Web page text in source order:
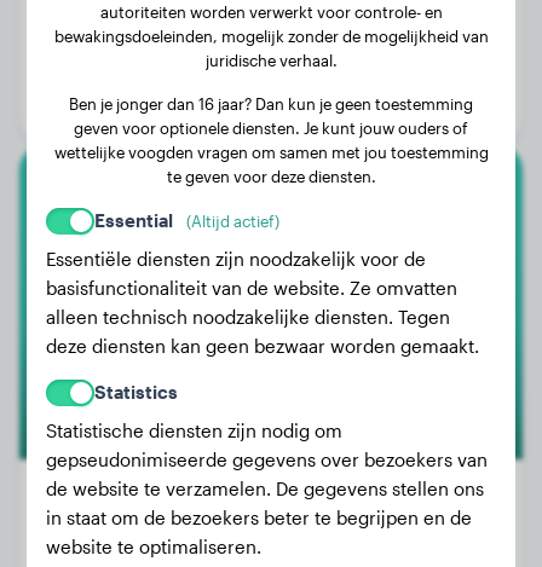
Gewicht:
22 kg
Geslacht:
Teef
Harrie
Gewicht:
autoriteiten worden verwerkt voor controle- en
bewakingsdoeleinden, mogelijk zonder de mogelijkheid van
juridische verhaal.
Ben je jonger dan 16 jaar? Dan kun je geen toestemming
geven voor optionele diensten. Je kunt jouw ouders of
wettelijke voogden vragen om samen met jou toestemming
te geven voor deze diensten.
Essential (Altijd actief)
Essentiële diensten zijn noodzakelijk voor de
basisfunctionaliteit van de website. Ze omvatten
alleen technisch noodzakelijke diensten. Tegen
deze diensten kan geen bezwaar worden gemaakt.
Statistics
Statistische diensten zijn nodig om
gepseudonimiseerde gegevens over bezoekers van
de website te verzamelen. De gegevens stellen ons
in staat om de bezoekers beter te begrijpen en de
website te optimaliseren.